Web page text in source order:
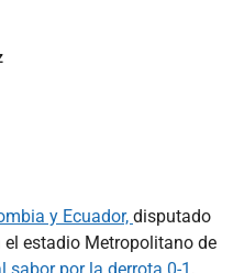
y Ecuador, disputado
el estadio Metropolitano de
sabor por la derrota 0-1 ,